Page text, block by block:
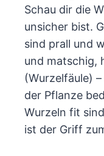
Schau dir die
unsicher bist.
sind prall und
und matschig,
(Wurzelfäule)
der Pflanze
Wurzeln fit
ist der Griff